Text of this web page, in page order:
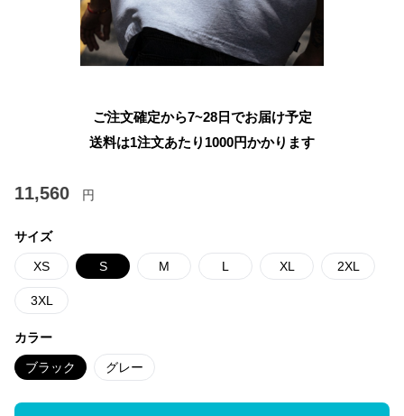
ご注文確定から7~28日でお届け予定
送料は1注文あたり 1000円かかります
11,560 円
サイズ
XS S M L XL 2XL
3XL
カラー
ブラック グレー